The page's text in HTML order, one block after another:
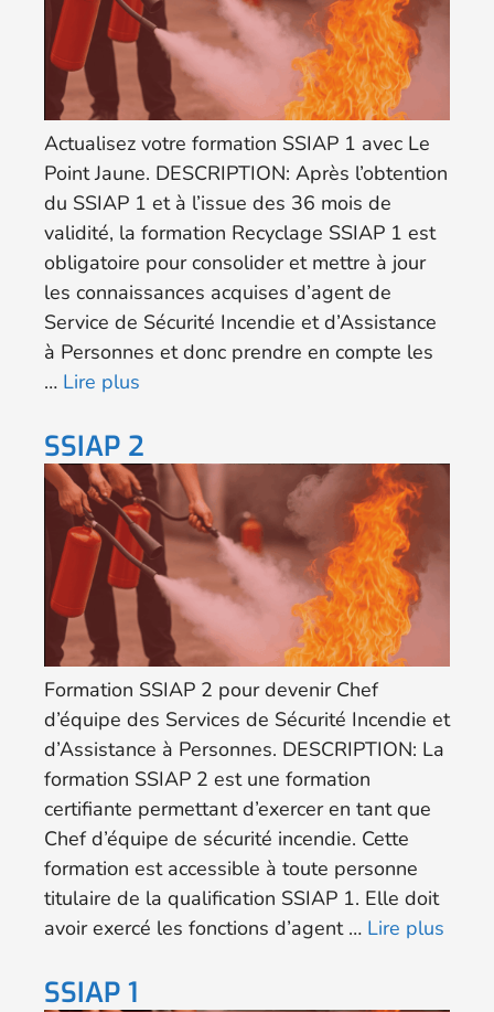
Actualisez votre formation SSIAP 1 avec Le
Point Jaune. DESCRIPTION: Après l’obtention
du SSIAP 1 et à l’issue des 36 mois de
validité, la formation Recyclage SSIAP 1 est
obligatoire pour consolider et mettre à jour
les connaissances acquises d’agent de
Service de Sécurité Incendie et d’Assistance
à Personnes et donc prendre en compte les
… Lire plus
SSIAP 2
Formation SSIAP 2 pour devenir Chef
d’équipe des Services de Sécurité Incendie et
d’Assistance à Personnes. DESCRIPTION: La
formation SSIAP 2 est une formation
certifiante permettant d’exercer en tant que
Chef d’équipe de sécurité incendie. Cette
formation est accessible à toute personne
titulaire de la qualification SSIAP 1. Elle doit
avoir exercé les fonctions d’agent … Lire plus
SSIAP 1